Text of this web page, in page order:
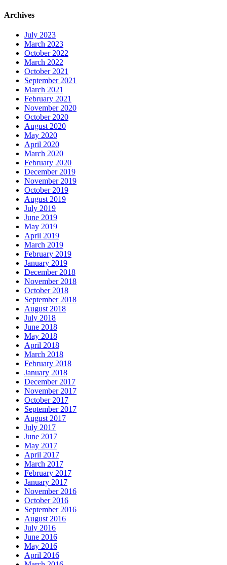
Archives
July 2023
March 2023
October 2022
March 2022
October 2021
September 2021
March 2021
February 2021
November 2020
October 2020
August 2020
May 2020
April 2020
March 2020
February 2020
December 2019
November 2019
October 2019
August 2019
July 2019
June 2019
May 2019
April 2019
March 2019
February 2019
January 2019
December 2018
November 2018
October 2018
September 2018
August 2018
July 2018
June 2018
May 2018
April 2018
March 2018
February 2018
January 2018
December 2017
November 2017
October 2017
September 2017
August 2017
July 2017
June 2017
May 2017
April 2017
March 2017
February 2017
January 2017
November 2016
October 2016
September 2016
August 2016
July 2016
June 2016
May 2016
April 2016